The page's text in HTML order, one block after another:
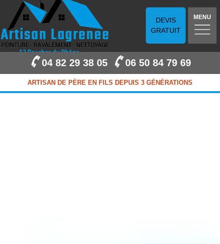
DEVIS
GRATUIT
MENU
04 82 29 38 05 06 50 84 79 69
ARTISAN DE PÈRE EN FILS DEPUIS 3 GÉNÉRATIONS